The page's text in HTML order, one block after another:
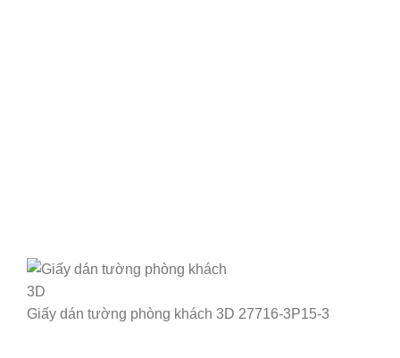
Giấy dán tường phòng khách 3D 27716-3P15-3